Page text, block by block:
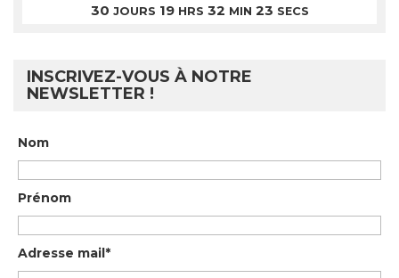
30 JOURS 19 HRS 32 MIN 23 SECS
INSCRIVEZ-VOUS À NOTRE
NEWSLETTER !
Nom
Prénom
Adresse mail*